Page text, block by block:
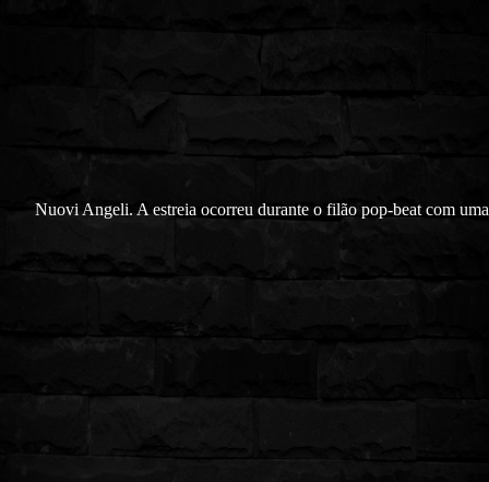
Nuovi Angeli. A estreia ocorreu durante o filão pop-beat com